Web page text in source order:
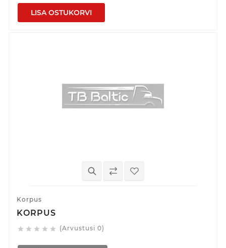
LISA OSTUKORVI
Korpus
KORPUS
     (Arvustusi 0)